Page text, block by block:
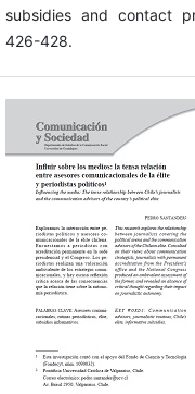
subsidies and contact
426-428.